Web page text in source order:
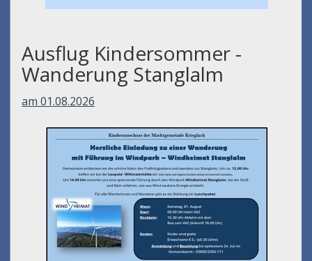
Ausflug Kindersommer -
Wanderung Stanglalm
am 01.08.2026